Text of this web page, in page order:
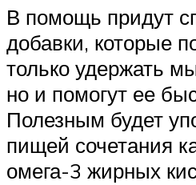
В помощь придут
добавки, которые
только удержать
но и помогут ее
Полезным будет
пищей сочетания
омега-3 жирных